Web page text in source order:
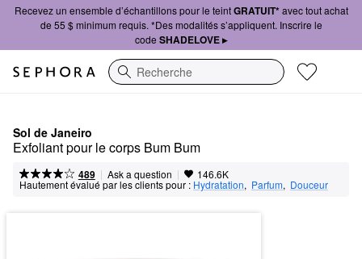
Recevez un ensemble d’échantillons pour le teintGRATUIT*avec tout achat
de 55 $ minimum requis. *Des modalités s’appliquent. Inscrire le
code SHADELOVE ▸
Recherche
Sol de Janeiro
Exfoliant pour le corps Bum Bum
489 | Ask a question | 146.6K
Hautement évalué par les clients pour : Hydratation, Parfum, Douceur